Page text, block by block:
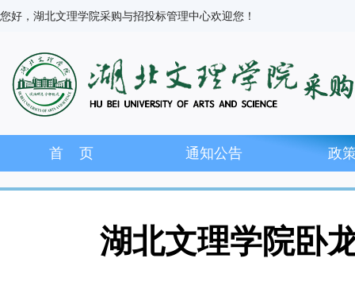
您好，湖北文理学院采购与招投标管理中心欢迎您！
首 页 通知公告 政
湖北文理学院卧